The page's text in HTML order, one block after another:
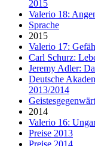
2015
Valerio 18:
Sprache
2015
Valerio 17:
Carl Schurz:
Jeremy Adler:
Deutsche
2013/2014
2014
Valerio 16:
Preise 2013
Preise 2014